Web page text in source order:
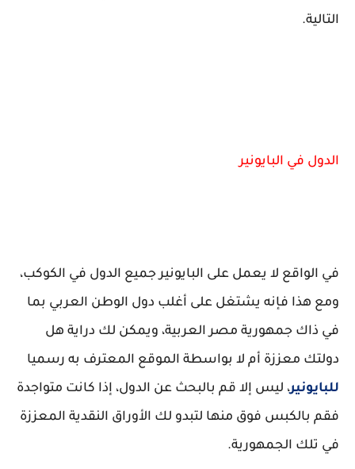
التالية.
الدول في البايونير
في الواقع لا يعمل على البايونير جميع الدول في الكوكب،
ومع هذا فإنه يشتغل على أغلب دول الوطن العربي بما
في ذاك جمهورية مصر العربية، ويمكن لك دراية هل
دولتك معززة أم لا بواسطة الموقع المعترف به رسميا
للبايونير، ليس إلا قم بالبحث عن الدول، إذا كانت متواجدة
فقم بالكبس فوق منها لتبدو لك الأوراق النقدية المعززة
في تلك الجمهورية.